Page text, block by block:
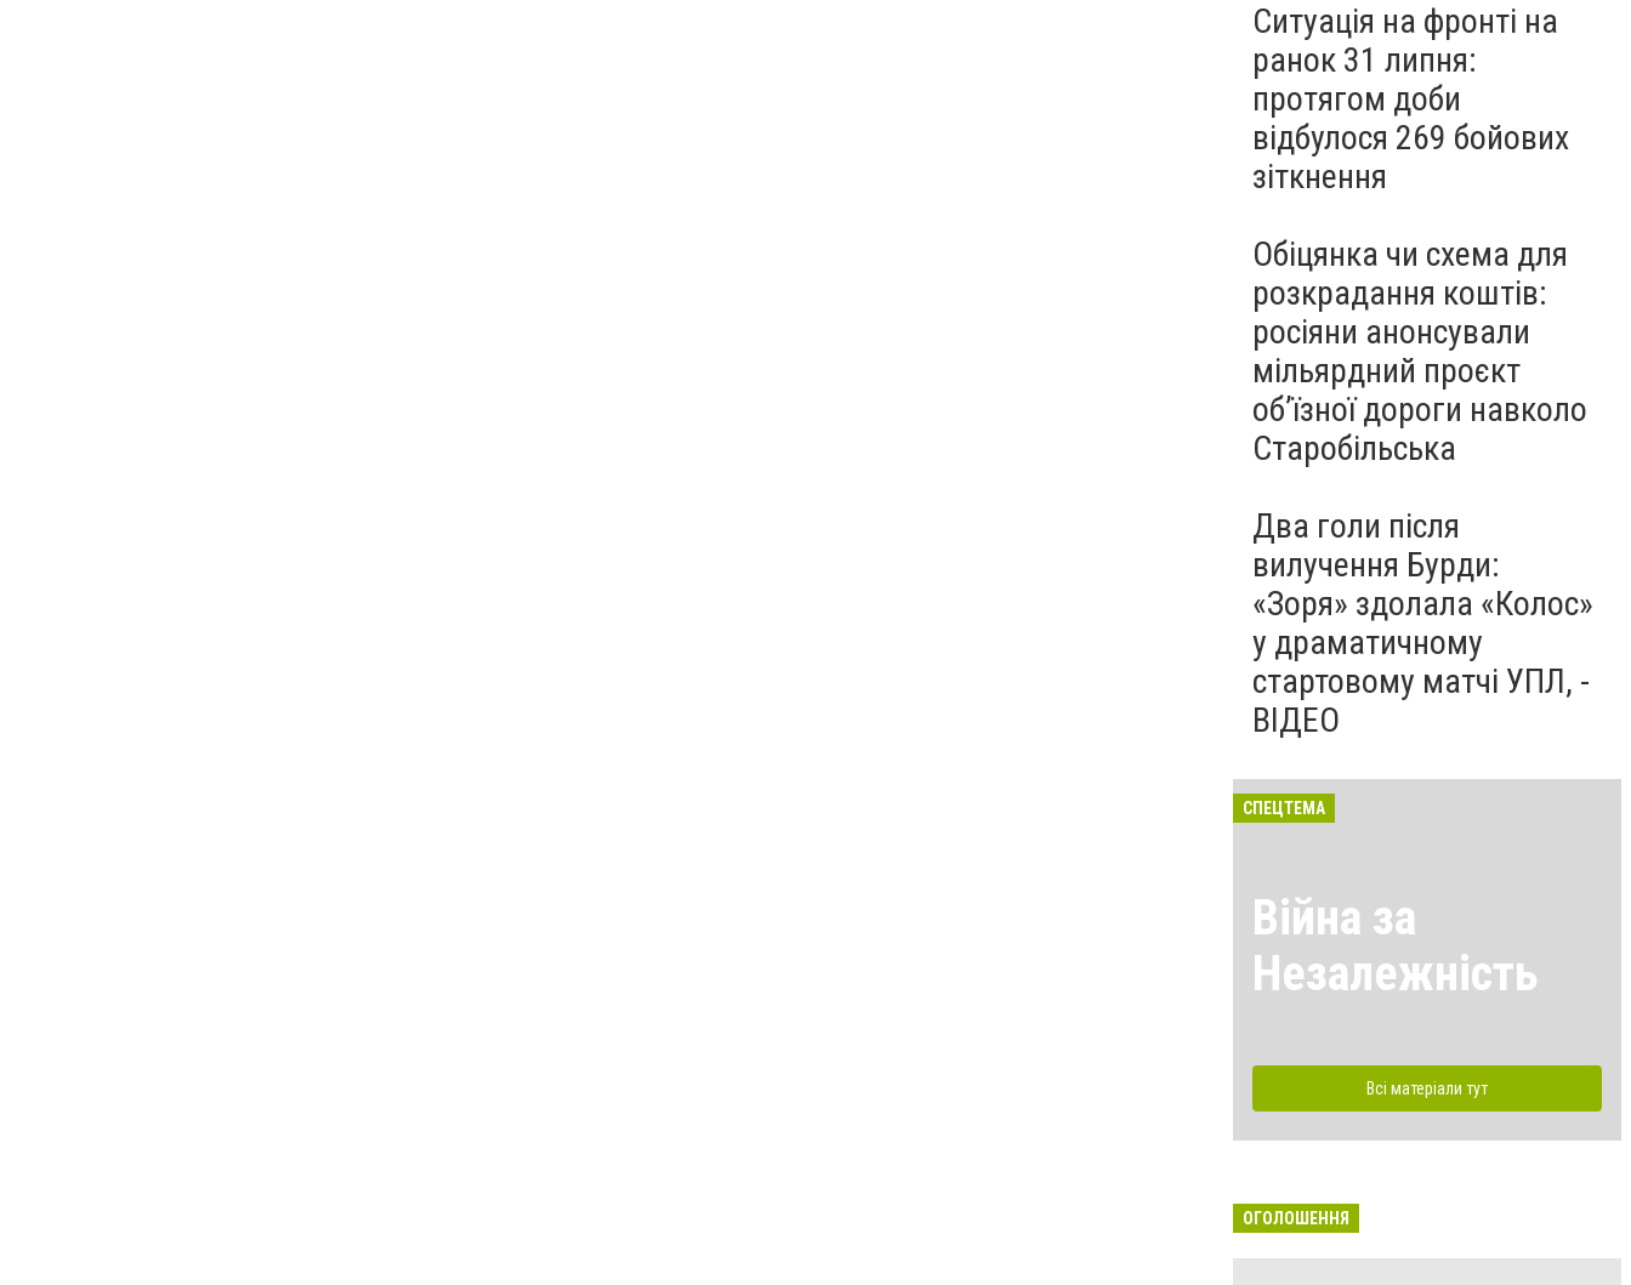
Ситуація на фронті на
ранок 31 липня:
протягом доби
відбулося 269 бойових
зіткнення
Обіцянка чи схема для
розкрадання коштів:
росіяни анонсували
мільярдний проєкт
об’їзної дороги навколо
Старобільська
Два голи після
вилучення Бурди:
«Зоря» здолала «Колос»
у драматичному
стартовому матчі УПЛ, -
ВІДЕО
СПЕЦТЕМА
Війна за
Незалежність
Всі матеріали тут
ОГОЛОШЕННЯ